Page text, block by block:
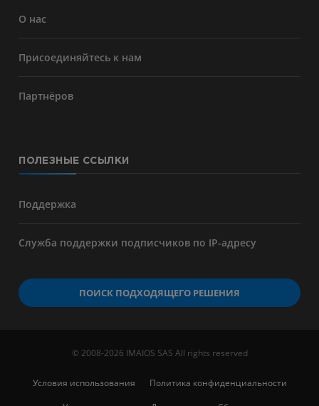
О нас
Присоединяйтесь к нам
Партнёров
ПОЛЕЗНЫЕ ССЫЛКИ
Поддержка
Служба поддержки подписчиков по IP-адресу
ПОИСК ПОДХОДЯЩЕГО РЕШЕНИЯ
© 2008-2026 IMAIOS SAS All rights reserved
Условия использования
Политика конфиденциальности